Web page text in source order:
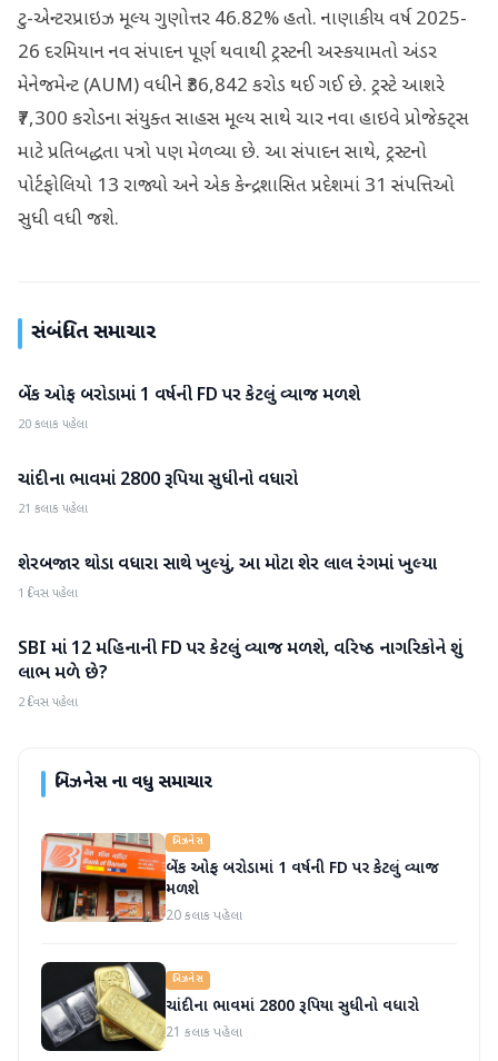
ટુ-એન્ટરપ્રાઇઝ મૂલ્ય ગુણોત્તર 46.82% હતો. નાણાકીય વર્ષ 2025-
26 દરમિયાન નવ સંપાદન પૂર્ણ થવાથી ટ્રસ્ટની અસ્કયામતો અંડર
મેનેજમેન્ટ (AUM) વધીને ₹36,842 કરોડ થઈ ગઈ છે. ટ્રસ્ટે આશરે
₹7,300 કરોડના સંયુક્ત સાહસ મૂલ્ય સાથે ચાર નવા હાઇવે પ્રોજેક્ટ્સ
માટે પ્રતિબદ્ધતા પત્રો પણ મેળવ્યા છે. આ સંપાદન સાથે, ટ્રસ્ટનો
પોર્ટફોલિયો 13 રાજ્યો અને એક કેન્દ્રશાસિત પ્રદેશમાં 31 સંપત્તિઓ
સુધી વધી જશે.
સંબંધિત સમાચાર
બિઝનેસ
બેંક ઓફ બરોડામાં 1 વર્ષની FD પર કેટલું વ્યાજ મળશે
20 કલાક પહેલા
બિઝનેસ
ચાંદીના ભાવમાં 2800 રૂપિયા સુધીનો વધારો
21 કલાક પહેલા
બિઝનેસ
શેરબજાર થોડા વધારા સાથે ખુલ્યું, આ મોટા શેર લાલ રંગમાં ખુલ્યા
1 દિવસ પહેલા
બિઝનેસ
SBI માં 12 મહિનાની FD પર કેટલું વ્યાજ મળશે, વરિષ્ઠ નાગરિકોને શું
લાભ મળે છે?
2 દિવસ પહેલા
બિઝનેસના વધુ સમાચાર
બિઝનેસ
બેંક ઓફ બરોડામાં 1 વર્ષની FD પર કેટલું વ્યાજ
મળશે
20 કલાક પહેલા
બિઝનેસ
ચાંદીના ભાવમાં 2800 રૂપિયા સુધીનો વધારો
21 કલાક પહેલા